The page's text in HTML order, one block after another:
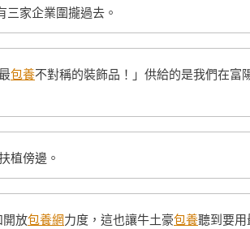
家企業圍攏過去。
包養不對稱的裝飾品！」供給的是我們在富
植傍邊。
開放包養網力度，這也讓牛土豪包養聽到要用